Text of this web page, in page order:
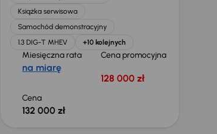
Książka serwisowa
Samochód demonstracyjny
1.3 DIG-T MHEV
+10 kolejnych
Miesięczna rata
na miarę
Cena promocyjna
128 000 zł
Cena
132 000 zł